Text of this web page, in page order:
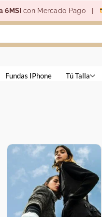
6MSIcon Mercado Pago |
Fundas IPhone Tú Talla